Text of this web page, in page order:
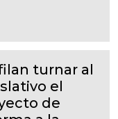
turnar al
el
de